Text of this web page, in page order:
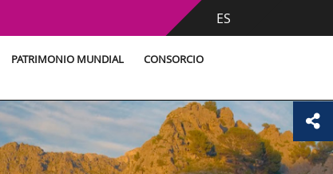
ES
PATRIMONIO MUNDIAL CONSORCIO